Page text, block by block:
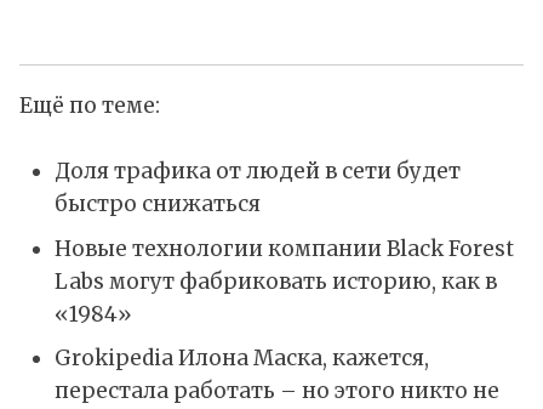
Ещё по теме:
Доля трафика от людей в сети будет
быстро снижаться
Новые технологии компании Black Forest
Labs могут фабриковать историю, как в
«1984»
Grokipedia Илона Маска, кажется,
перестала работать – но этого никто не